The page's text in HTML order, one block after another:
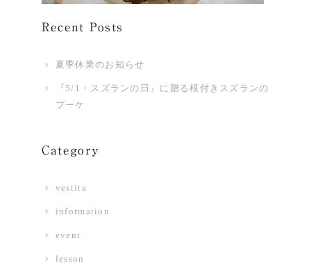
Recent Posts
夏季休業のお知らせ
『5/1・スズランの日』に贈る根付きスズランの
ブーケ
Category
vestita
information
event
lesson